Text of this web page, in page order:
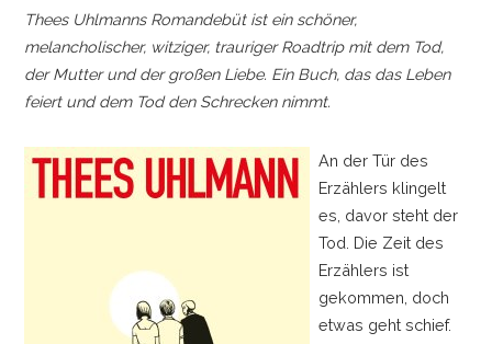
Thees Uhlmanns Romandebüt ist ein schöner,
melancholischer, witziger, trauriger Roadtrip mit dem Tod,
der Mutter und der großen Liebe. Ein Buch, das das Leben
feiert und dem Tod den Schrecken nimmt.
An der Tür des
Erzählers klingelt
es, davor steht der
Tod. Die Zeit des
Erzählers ist
gekommen, doch
etwas geht schief.